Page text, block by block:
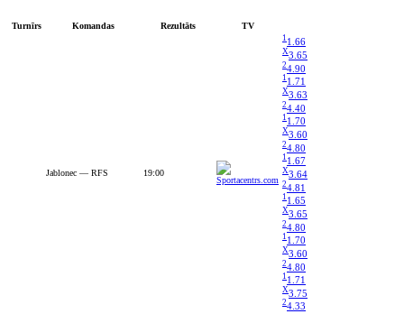
Turnīrs Komandas Rezultāts TV
Jablonec — RFS 19:00
1 1.66
X3.65
24.90
1 1.71
X3.63
24.40
1 1.70
X3.60
24.80
1 1.67
X3.64
24.81
1 1.65
X3.65
24.80
1 1.70
X3.60
24.80
1 1.71
X3.75
24.33